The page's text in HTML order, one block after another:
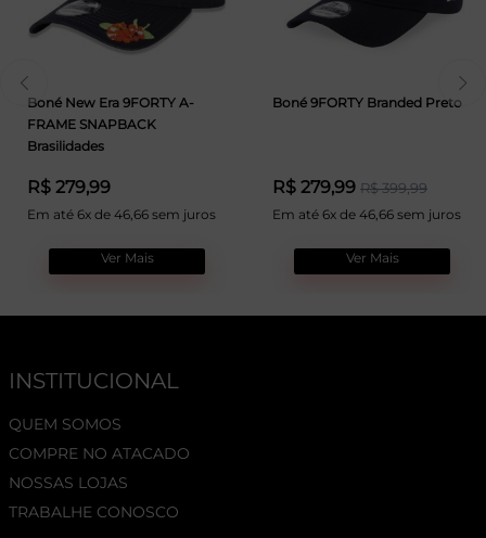
Boné New Era 9FORTY A-
FRAME SNAPBACK
Brasilidades
R$ 279,99
Em até 6x de 46,66 sem juros
Ver Mais
Boné 9FORTY Branded Preto
R$ 279,99 R$ 399,99
Em até 6x de 46,66 sem juros
Ver Mais
INSTITUCIONAL
QUEM SOMOS
COMPRE NO ATACADO
NOSSAS LOJAS
TRABALHE CONOSCO